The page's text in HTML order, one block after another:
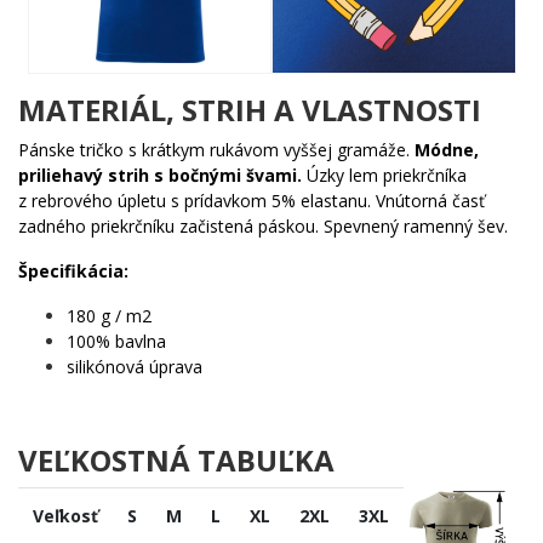
Komu urobí radosť?
✨ Prvňáčikovi, ktorý sa teší na každé nové písmenko
🌟 Učiteľke, pre ktorú je trieda druhý domov
💡 Rodičovi, ktorý chce vyjadriť hrdosť na svoje školáčik
🎯 Každému, pre koho škola nebola len povinnosť, ale
vášeň
Ceruzka môže nakresliť čokoľvek – ale tvar srdca je ten najkrajší.
Pridaj tento motív do košíka a daruj niekomu pocit, že učenie je
skutočná láska! 🔥
MATERIÁL, STRIH A VLASTNOSTI
Pánske tričko s krátkym rukávom vyššej gramáže. Módne,
priliehavý strih s bočnými švami. Úzky lem priekrčníka
z rebrového úpletu s prídavkom 5% elastanu. Vnútorná časť
zadného priekrčníku začistená páskou. Spevnený ramenný šev.
Špecifikácia:
180 g / m2
100% bavlna
silikónová úprava
VEĽKOSTNÁ TABUĽKA
Veľkosť S M L XL 2XL 3XL